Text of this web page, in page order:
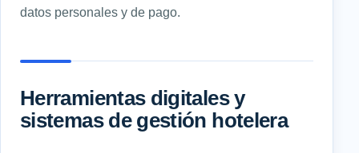
datos personales y de pago.
Herramientas digitales y
sistemas de gestión hotelera